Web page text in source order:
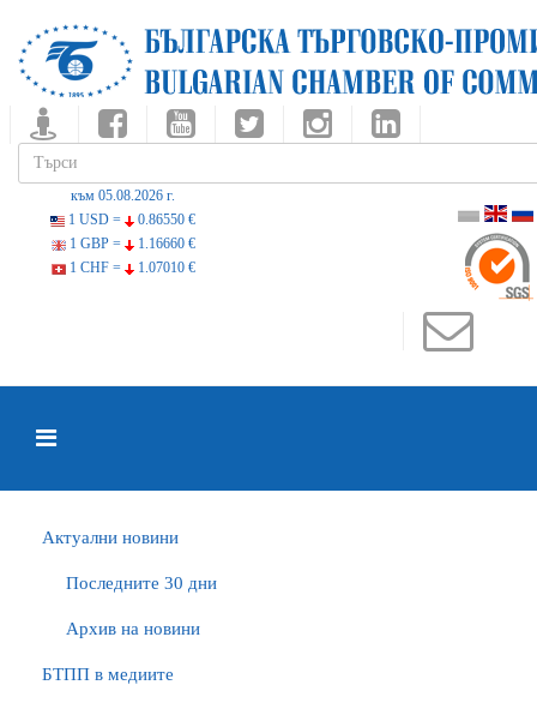
към 05.08.2026 г.
1 USD =
0.86550 €
1 GBP =
1.16660 €
1 CHF =
1.07010 €
Актуални новини
Последните 30 дни
Архив на новини
БTПП в медиите